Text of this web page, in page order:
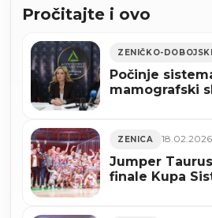
Pročitajte i ovo
Počinje
mamografski
ZENICA 18.02.2026
Jumper
finale Kupa